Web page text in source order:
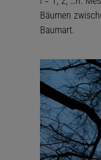
Bäumen
Baumart.